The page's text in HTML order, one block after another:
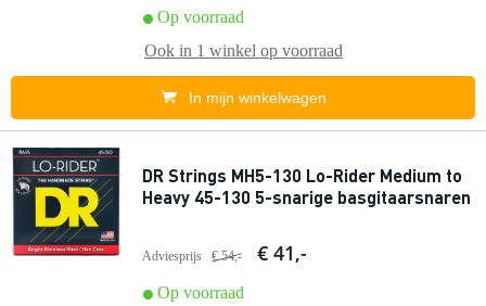
Op voorraad
Ook in 1 winkel op voorraad
In mijn winkelwagen
DR Strings MH5-130 Lo-Rider Medium to
Heavy 45-130 5-snarige basgitaarsnaren
Adviesprijs € 54,- € 41,-
Op voorraad